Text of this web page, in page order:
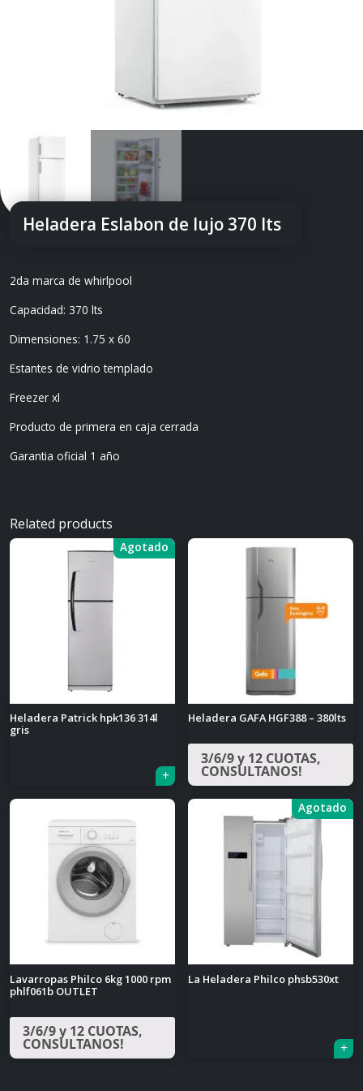
Heladera Eslabon de lujo 370 lts
2da marca de whirlpool
Capacidad: 370 lts
Dimensiones: 1.75 x 60
Estantes de vidrio templado
Freezer xl
Producto de primera en caja cerrada
Garantia oficial 1 año
Related products
Agotado
Heladera Patrick hpk136 314l
gris
Heladera GAFA HGF388 – 380lts
3/6/9 y 12 CUOTAS,
CONSULTANOS!
Lavarropas Philco 6kg 1000 rpm
phlf061b OUTLET
3/6/9 y 12 CUOTAS,
CONSULTANOS!
Agotado
La Heladera Philco phsb530xt